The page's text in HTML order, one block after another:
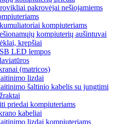
pakrovėjai nešiojamiems
kompiuteriams
kompiuterių aušintuvai
krepšiai
LED lempos
(matricos)
lizdai
šaltinio kabelis su jungtimi
priedai kompiuteriams
kabeliai
lizdai kompiuteriams